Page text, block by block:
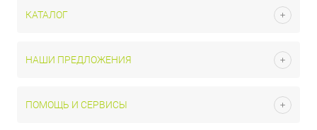
КАТАЛОГ
НАШИ ПРЕДЛОЖЕНИЯ
ПОМОЩЬ И СЕРВИСЫ